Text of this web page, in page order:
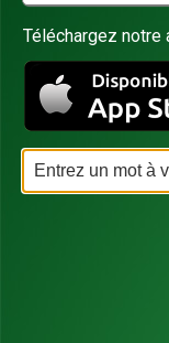
Téléchargez